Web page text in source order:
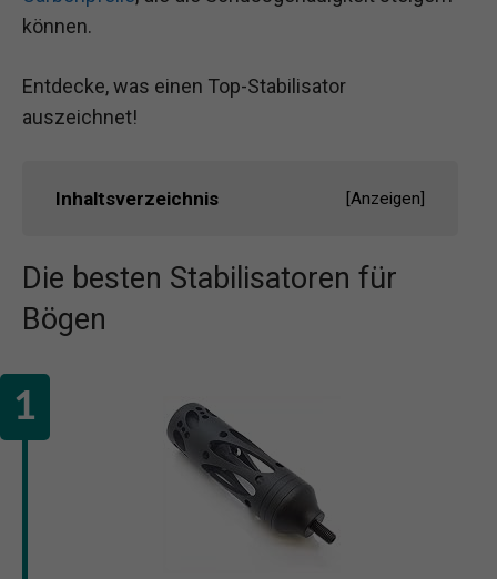
können.
Entdecke, was einen Top-Stabilisator
auszeichnet!
Inhaltsverzeichnis [Anzeigen]
Die besten Stabilisatoren für
Bögen